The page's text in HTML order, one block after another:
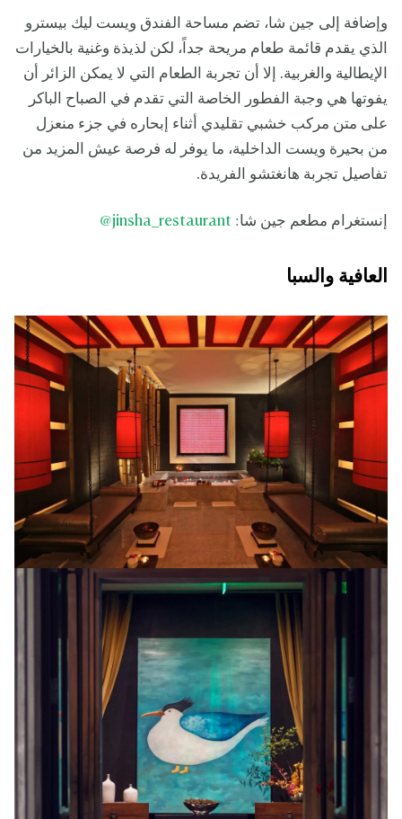
وإضافة إلى جين شا، تضم مساحة الفندق ويست ليك بيسترو
الذي يقدم قائمة طعام مريحة جداً، لكن لذيذة وغنية بالخيارات
الإيطالية والغربية. إلا أن تجربة الطعام التي لا يمكن الزائر أن
يفوتها هي وجبة الفطور الخاصة التي تقدم في الصباح الباكر
على متن مركب خشبي تقليدي أثناء إبحاره في جزء منعزل
من بحيرة ويست الداخلية، ما يوفر له فرصة عيش المزيد من
تفاصيل تجربة هانغتشو الفريدة.
إنستغرام مطعم جين شا: jinsha_restaurant
@
العافية والسبا